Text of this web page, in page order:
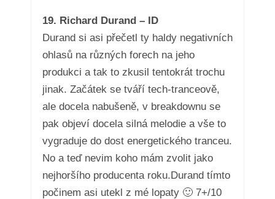
19. Richard Durand – ID
Durand si asi přečetl ty haldy negativních
ohlasů na různých forech na jeho
produkci a tak to zkusil tentokrát trochu
jinak. Začátek se tváří tech-tranceově,
ale docela nabušeně, v breakdownu se
pak objeví docela silná melodie a vše to
vygraduje do dost energetického tranceu.
No a teď nevim koho mám zvolit jako
nejhoršího producenta roku.Durand tímto
počinem asi utekl z mé lopaty 🙂 7+/10